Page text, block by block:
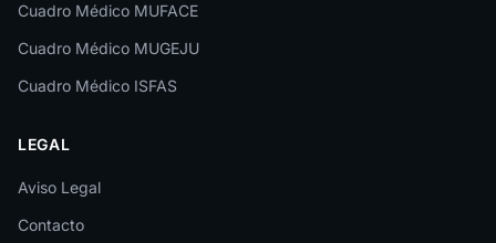
Lleida
Lugo
Málaga
Melilla
Murcia
Cuadro Médico MUFACE
Cuadro Médico MUGEJU
Cuadro Médico ISFAS
LEGAL
Aviso Legal
Contacto